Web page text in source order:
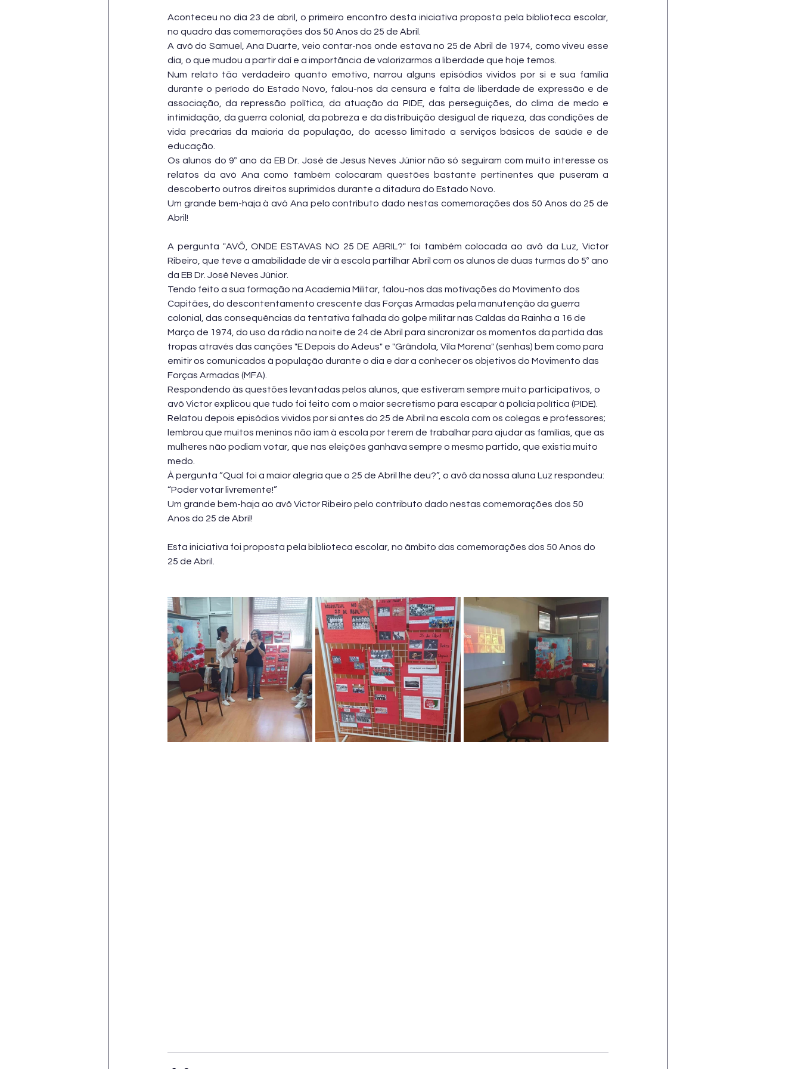
Aconteceu no dia 23 de abril, o primeiro encontro desta iniciativa proposta pela biblioteca escolar,
no quadro das comemorações dos 50 Anos do 25 de Abril.
A avó do Samuel, Ana Duarte, veio contar-nos onde estava no 25 de Abril de 1974, como viveu esse
dia, o que mudou a partir daí e a importância de valorizarmos a liberdade que hoje temos.
Num relato tão verdadeiro quanto emotivo, narrou alguns episódios vividos por si e sua família
durante o período do Estado Novo, falou-nos da censura e falta de liberdade de expressão e de
associação, da repressão política, da atuação da PIDE, das perseguições, do clima de medo e
intimidação, da guerra colonial, da pobreza e da distribuição desigual de riqueza, das condições de
vida precárias da maioria da população, do acesso limitado a serviços básicos de saúde e de
educação.
Os alunos do 9º ano da EB Dr. José de Jesus Neves Júnior não só seguiram com muito interesse os
relatos da avó Ana como também colocaram questões bastante pertinentes que puseram a
descoberto outros direitos suprimidos durante a ditadura do Estado Novo.
Um grande bem-haja à avó Ana pelo contributo dado nestas comemorações dos 50 Anos do 25 de
Abril!
A pergunta "AVÔ, ONDE ESTAVAS NO 25 DE ABRIL?" foi também colocada ao avô da Luz, Victor
Ribeiro, que teve a amabilidade de vir à escola partilhar Abril com os alunos de duas turmas do 5º ano
da EB Dr. José Neves Júnior.
Tendo feito a sua formação na Academia Militar, falou-nos das motivações do Movimento dos
Capitães, do descontentamento crescente das Forças Armadas pela manutenção da guerra
colonial, das consequências da tentativa falhada do golpe militar nas Caldas da Rainha a 16 de
Março de 1974, do uso da rádio na noite de 24 de Abril para sincronizar os momentos da partida das
tropas através das canções "E Depois do Adeus" e "Grândola, Vila Morena" (senhas) bem como para
emitir os comunicados à população durante o dia e dar a conhecer os objetivos do Movimento das
Forças Armadas (MFA).
Respondendo às questões levantadas pelos alunos, que estiveram sempre muito participativos, o
avô Victor explicou que tudo foi feito com o maior secretismo para escapar à polícia política (PIDE).
Relatou depois episódios vividos por si antes do 25 de Abril na escola com os colegas e professores;
lembrou que muitos meninos não iam à escola por terem de trabalhar para ajudar as famílias, que as
mulheres não podiam votar, que nas eleições ganhava sempre o mesmo partido, que existia muito
medo.
À pergunta “Qual foi a maior alegria que o 25 de Abril lhe deu?”, o avô da nossa aluna Luz respondeu:
“Poder votar livremente!”
Um grande bem-haja ao avô Victor Ribeiro pelo contributo dado nestas comemorações dos 50
Anos do 25 de Abril!
Esta iniciativa foi proposta pela biblioteca escolar, no âmbito das comemorações dos 50 Anos do
25 de Abril.